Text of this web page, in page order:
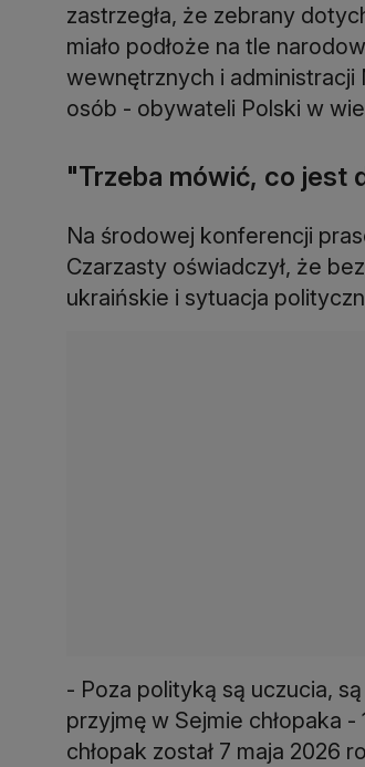
zastrzegła, że zebrany
miało podłoże na tle
wewnętrznych i administracji
osób - obywateli Polski w
"Trzeba mówić, co jest
Na środowej konferencji
Czarzasty oświadczył, że
ukraińskie i sytuacja
- Poza polityką są uczucia,
przyjmę w Sejmie chłopaka
chłopak został 7 maja